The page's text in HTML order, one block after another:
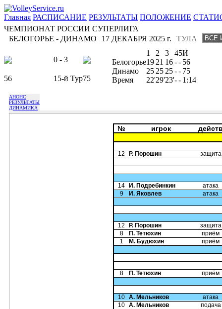
Главная РАСПИСАНИЕ РЕЗУЛЬТАТЫ ПОЛОЖЕНИЕ
ЧЕМПИОНАТ РОССИИ СУПЕРЛИГА
БЕЛОГОРЬЕ - ДИНАМО
ТУЛА
17 ДЕКАБРЯ 2025 г.
0 - 3
56 15-й Тур75
1 2 3 45И
Белогорье19 21 16-- 56
Динамо
25 25 25-- 75
Время
22'29'23'-- 1:14
АНОНС
РЕЗУЛЬТАТЫ
ДИНАМИКА
№ игрок
12 Р. Порошин защита
14 И. Подребинкин
атака
9
И. Яковлев атака
12 Р. Порошин
защита
8
П. Тетюхин
приём
1
М. Будюхин приём
8 П. Тетюхин приём
10 А. Мельников
атака
10 А. Мельников
подача